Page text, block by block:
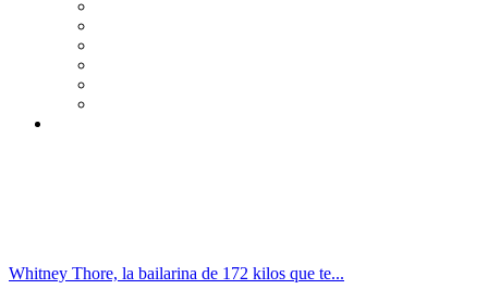
Whitney Thore, la bailarina de 172 kilos que te...